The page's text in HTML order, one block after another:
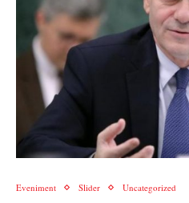
Eveniment Slider Uncategorized